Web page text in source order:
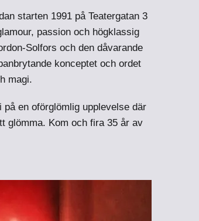
starten 1991 på Teatergatan 3
passion och högklassig
Solfors och den dåvarande
konceptet och ordet
magi.
en oförglömlig upplevelse där
glömma. Kom och fira 35 år av